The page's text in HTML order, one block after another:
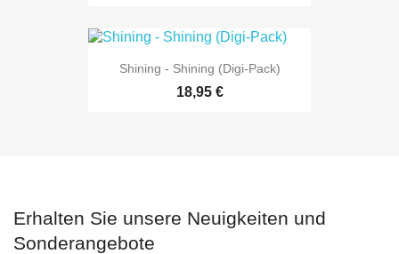
Shining - Shining (Digi-Pack)
18,95 €
Erhalten Sie unsere Neuigkeiten und
Sonderangebote